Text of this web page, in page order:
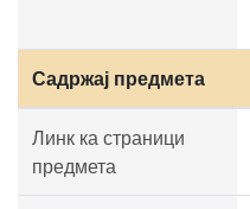
Садржај предмета
Линк ка страници
предмета